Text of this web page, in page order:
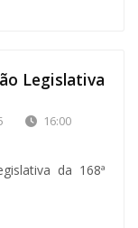
Legislativa
16:00
da 168ª